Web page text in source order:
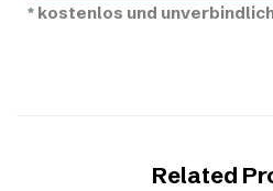
* kostenlos und
Related